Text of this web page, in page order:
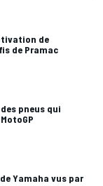
de
de Pramac
pneus qui
Yamaha vus par